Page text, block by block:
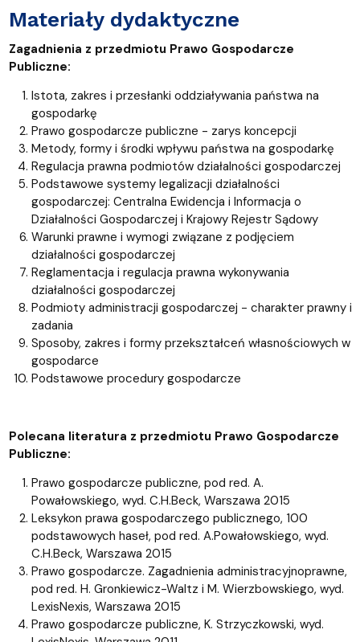
Materiały dydaktyczne
Zagadnienia z przedmiotu Prawo Gospodarcze
Publiczne:
Istota, zakres i przesłanki oddziaływania państwa na
gospodarkę
Prawo gospodarcze publiczne - zarys koncepcji
Metody, formy i środki wpływu państwa na gospodarkę
Regulacja prawna podmiotów działalności gospodarczej
Podstawowe systemy legalizacji działalności
gospodarczej: Centralna Ewidencja i Informacja o
Działalności Gospodarczej i Krajowy Rejestr Sądowy
Warunki prawne i wymogi związane z podjęciem
działalności gospodarczej
Reglamentacja i regulacja prawna wykonywania
działalności gospodarczej
Podmioty administracji gospodarczej - charakter prawny i
zadania
Sposoby, zakres i formy przekształceń własnościowych w
gospodarce
Podstawowe procedury gospodarcze
Polecana literatura z przedmiotu Prawo Gospodarcze
Publiczne:
Prawo gospodarcze publiczne, pod red. A.
Powałowskiego, wyd. C.H.Beck, Warszawa 2015
Leksykon prawa gospodarczego publicznego, 100
podstawowych haseł, pod red. A.Powałowskiego, wyd.
C.H.Beck, Warszawa 2015
Prawo gospodarcze. Zagadnienia administracyjnoprawne,
pod red. H. Gronkiewicz-Waltz i M. Wierzbowskiego, wyd.
LexisNexis, Warszawa 2015
Prawo gospodarcze publiczne, K. Strzyczkowski, wyd.